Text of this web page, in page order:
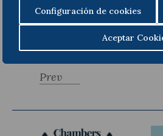
Configuración de cookies
Aceptar
Más información : L ourdes
área de Derecho Tributario.
Prev